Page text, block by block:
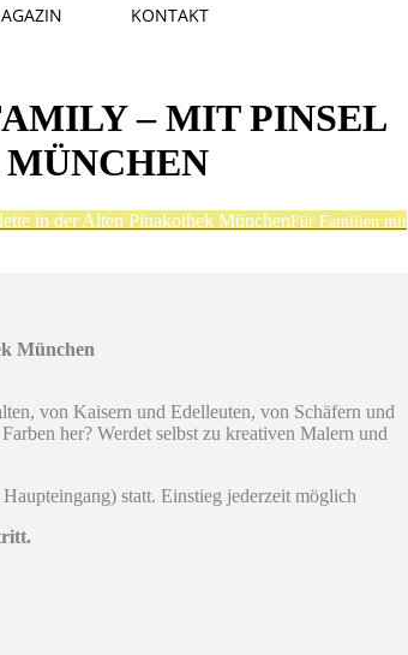
KONTAKT
– MIT PINSEL
in der Alten Pinakothek MünchenFür Familien mit
München
von Kaisern und Edelleuten, von Schäfern und
her? Werdet selbst zu kreativen Malern und
statt. Einstieg jederzeit möglich